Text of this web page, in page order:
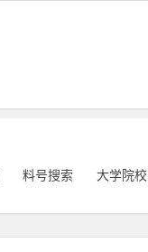
料号搜索 大学院校